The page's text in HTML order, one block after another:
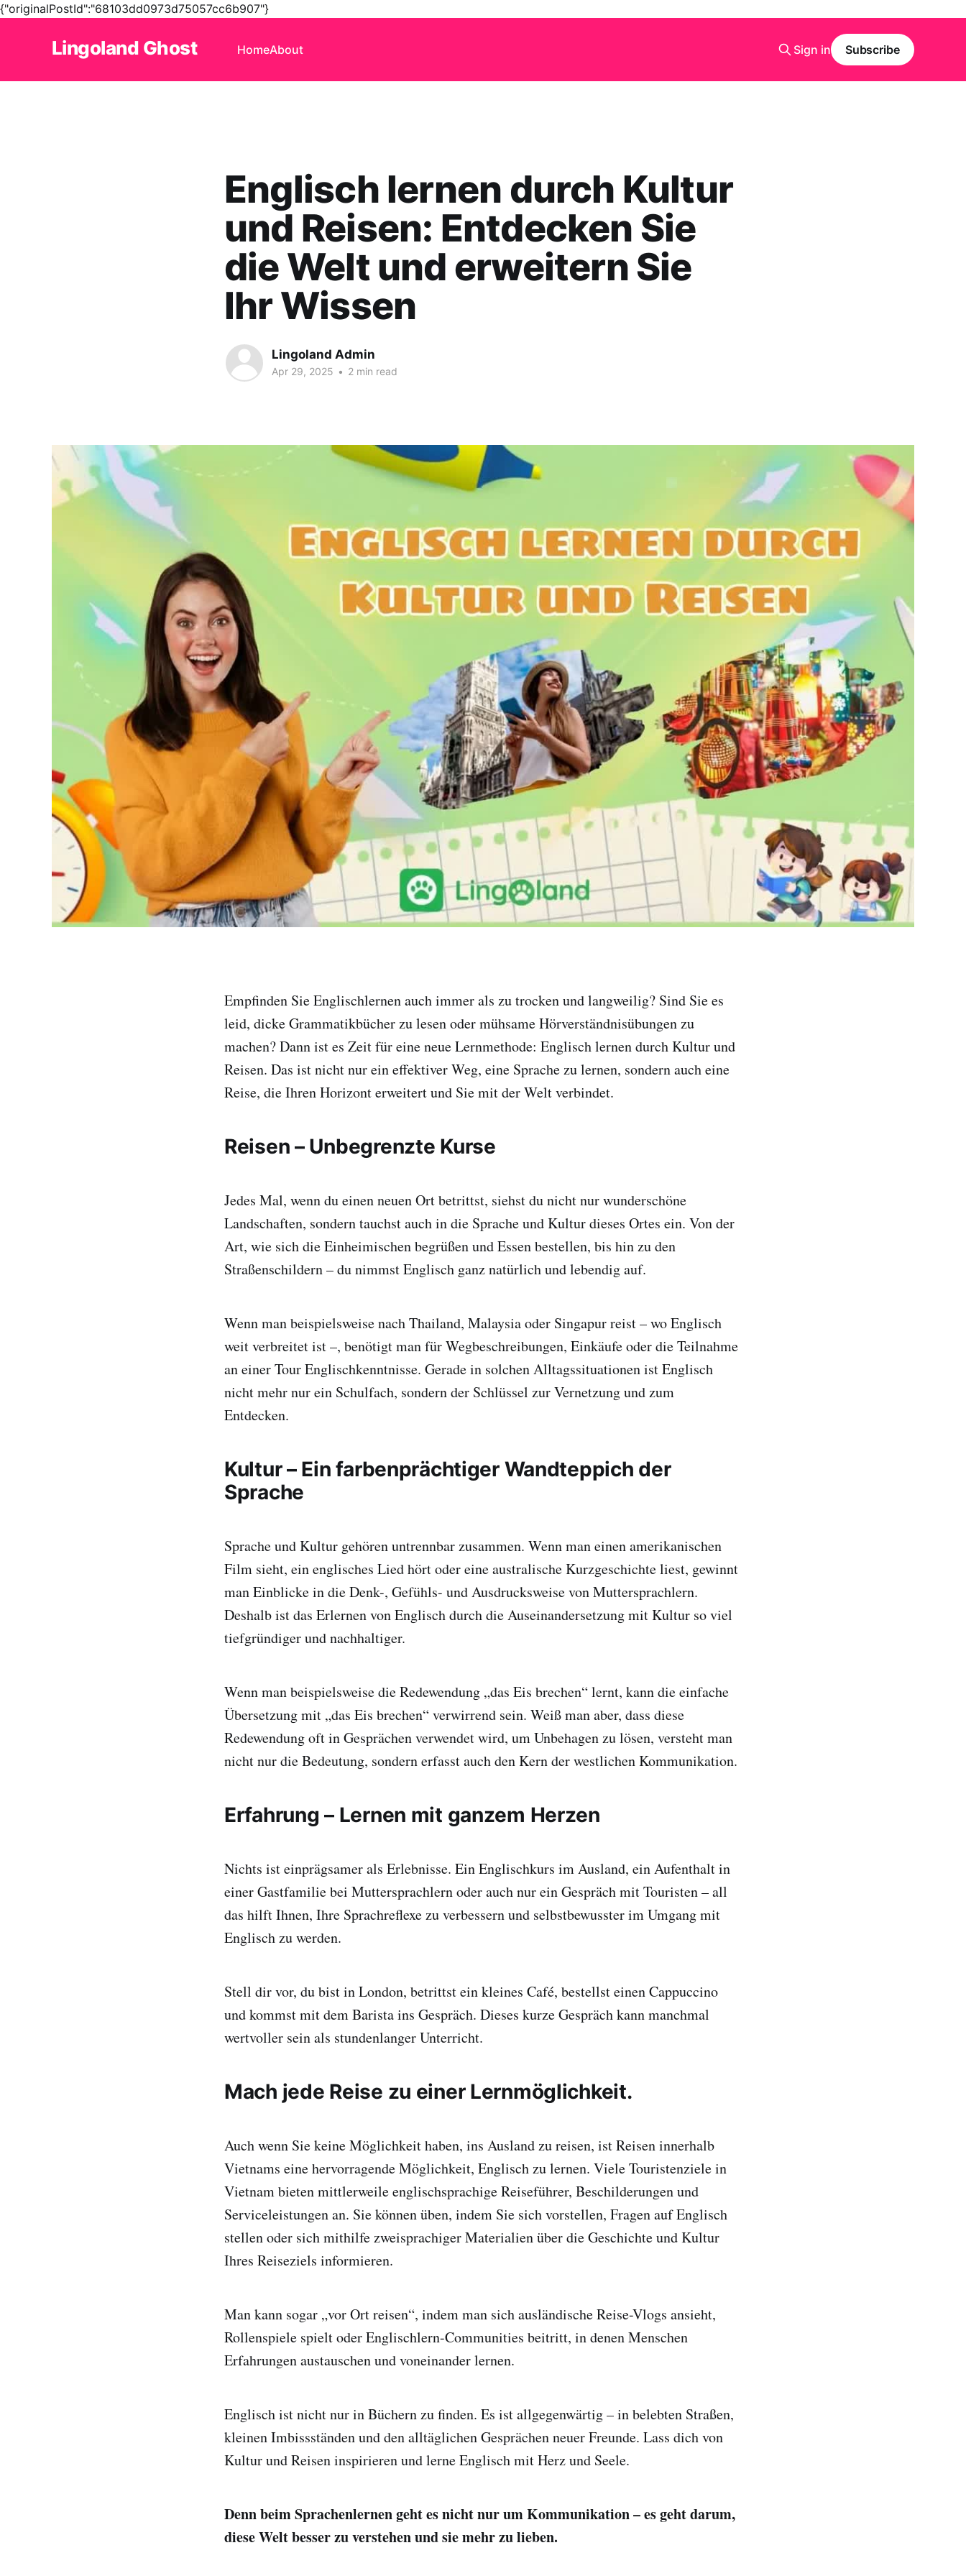
{"originalPostId":"68103dd0973d75057cc6b907"}
Lingoland Ghost HomeAbout Sign in Subscribe
Englisch lernen durch Kultur
und Reisen: Entdecken Sie
die Welt und erweitern Sie
Ihr Wissen
Lingoland Admin
Apr 29, 2025 • 2 min read
Empfinden Sie Englischlernen auch immer als zu trocken und langweilig? Sind Sie es
leid, dicke Grammatikbücher zu lesen oder mühsame Hörverständnisübungen zu
machen? Dann ist es Zeit für eine neue Lernmethode: Englisch lernen durch Kultur und
Reisen. Das ist nicht nur ein effektiver Weg, eine Sprache zu lernen, sondern auch eine
Reise, die Ihren Horizont erweitert und Sie mit der Welt verbindet.
Reisen – Unbegrenzte Kurse
Jedes Mal, wenn du einen neuen Ort betrittst, siehst du nicht nur wunderschöne
Landschaften, sondern tauchst auch in die Sprache und Kultur dieses Ortes ein. Von der
Art, wie sich die Einheimischen begrüßen und Essen bestellen, bis hin zu den
Straßenschildern – du nimmst Englisch ganz natürlich und lebendig auf.
Wenn man beispielsweise nach Thailand, Malaysia oder Singapur reist – wo Englisch
weit verbreitet ist –, benötigt man für Wegbeschreibungen, Einkäufe oder die Teilnahme
an einer Tour Englischkenntnisse. Gerade in solchen Alltagssituationen ist Englisch
nicht mehr nur ein Schulfach, sondern der Schlüssel zur Vernetzung und zum
Entdecken.
Kultur – Ein farbenprächtiger Wandteppich der
Sprache
Sprache und Kultur gehören untrennbar zusammen. Wenn man einen amerikanischen
Film sieht, ein englisches Lied hört oder eine australische Kurzgeschichte liest, gewinnt
man Einblicke in die Denk-, Gefühls- und Ausdrucksweise von Muttersprachlern.
Deshalb ist das Erlernen von Englisch durch die Auseinandersetzung mit Kultur so viel
tiefgründiger und nachhaltiger.
Wenn man beispielsweise die Redewendung „das Eis brechen“ lernt, kann die einfache
Übersetzung mit „das Eis brechen“ verwirrend sein. Weiß man aber, dass diese
Redewendung oft in Gesprächen verwendet wird, um Unbehagen zu lösen, versteht man
nicht nur die Bedeutung, sondern erfasst auch den Kern der westlichen Kommunikation.
Erfahrung – Lernen mit ganzem Herzen
Nichts ist einprägsamer als Erlebnisse. Ein Englischkurs im Ausland, ein Aufenthalt in
einer Gastfamilie bei Muttersprachlern oder auch nur ein Gespräch mit Touristen – all
das hilft Ihnen, Ihre Sprachreflexe zu verbessern und selbstbewusster im Umgang mit
Englisch zu werden.
Stell dir vor, du bist in London, betrittst ein kleines Café, bestellst einen Cappuccino
und kommst mit dem Barista ins Gespräch. Dieses kurze Gespräch kann manchmal
wertvoller sein als stundenlanger Unterricht.
Mach jede Reise zu einer Lernmöglichkeit.
Auch wenn Sie keine Möglichkeit haben, ins Ausland zu reisen, ist Reisen innerhalb
Vietnams eine hervorragende Möglichkeit, Englisch zu lernen. Viele Touristenziele in
Vietnam bieten mittlerweile englischsprachige Reiseführer, Beschilderungen und
Serviceleistungen an. Sie können üben, indem Sie sich vorstellen, Fragen auf Englisch
stellen oder sich mithilfe zweisprachiger Materialien über die Geschichte und Kultur
Ihres Reiseziels informieren.
Man kann sogar „vor Ort reisen“, indem man sich ausländische Reise-Vlogs ansieht,
Rollenspiele spielt oder Englischlern-Communities beitritt, in denen Menschen
Erfahrungen austauschen und voneinander lernen.
Englisch ist nicht nur in Büchern zu finden. Es ist allgegenwärtig – in belebten Straßen,
kleinen Imbissständen und den alltäglichen Gesprächen neuer Freunde. Lass dich von
Kultur und Reisen inspirieren und lerne Englisch mit Herz und Seele.
Denn beim Sprachenlernen geht es nicht nur um Kommunikation – es geht darum,
diese Welt besser zu verstehen und sie mehr zu lieben.